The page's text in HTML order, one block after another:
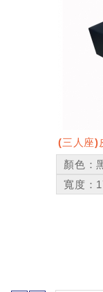
(三人座)
顏色：
寬度：